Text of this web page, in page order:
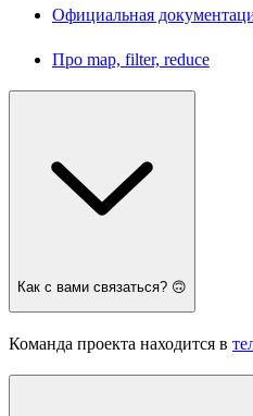
Официальная
Про map, filter, reduce
Как с вами связаться? 🙃
Команда проекта находится в